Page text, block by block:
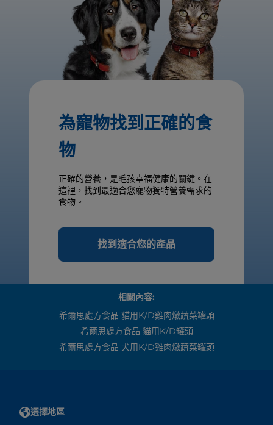
為寵物找到正確的食
物
正確的營養，是毛孩幸福健康的關鍵。在
這裡，找到最適合您寵物獨特營養需求的
食物。
找到適合您的產品
相關內容:
希爾思處方食品 貓用k/d雞肉燉蔬菜罐頭
希爾思處方食品 貓用k/d罐頭
希爾思處方食品 犬用k/d雞肉燉蔬菜罐頭
選擇地區